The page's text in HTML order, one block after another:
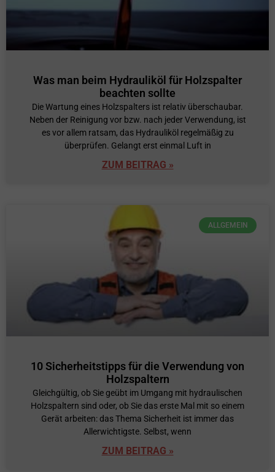
Was man beim Hydrauliköl für Holzspalter
beachten sollte
Die Wartung eines Holzspalters ist relativ überschaubar.
Neben der Reinigung vor bzw. nach jeder Verwendung, ist
es vor allem ratsam, das Hydrauliköl regelmäßig zu
überprüfen. Gelangt erst einmal Luft in
ZUM BEITRAG »
ALLGEMEIN
10 Sicherheitstipps für die Verwendung von
Holzspaltern
Gleichgültig, ob Sie geübt im Umgang mit hydraulischen
Holzspaltern sind oder, ob Sie das erste Mal mit so einem
Gerät arbeiten: das Thema Sicherheit ist immer das
Allerwichtigste. Selbst, wenn
ZUM BEITRAG »